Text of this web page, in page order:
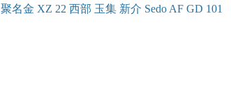
聚名金 XZ 22 西部 玉集 新介 Sedo AF GD 101